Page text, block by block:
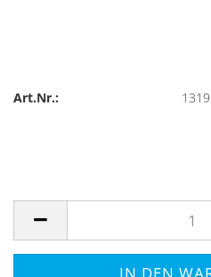
Art.Nr.: